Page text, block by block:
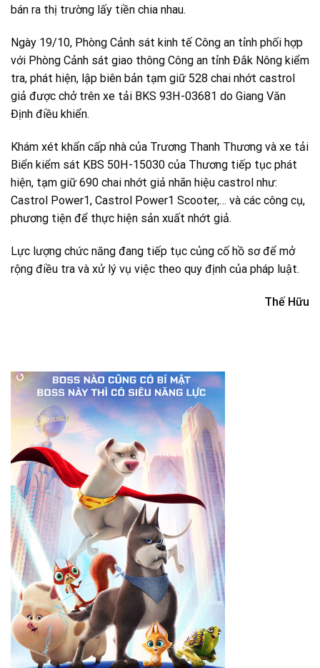
bán ra thị trường lấy tiền chia nhau.
Ngày 19/10, Phòng Cảnh sát kinh tế Công an tỉnh phối hợp
với Phòng Cảnh sát giao thông Công an tỉnh Đắk Nông kiểm
tra, phát hiện, lập biên bản tạm giữ 528 chai nhớt castrol
giả được chở trên xe tải BKS 93H-03681 do Giang Văn
Định điều khiển.
Khám xét khẩn cấp nhà của Trương Thanh Thương và xe tải
Biển kiểm sát KBS 50H-15030 của Thương tiếp tục phát
hiện, tạm giữ 690 chai nhớt giả nhãn hiệu castrol như:
Castrol Power1, Castrol Power1 Scooter,… và các công cụ,
phương tiện để thực hiện sản xuất nhớt giả.
Lực lượng chức năng đang tiếp tục củng cố hồ sơ để mở
rộng điều tra và xử lý vụ việc theo quy định của pháp luật.
Thế Hữu